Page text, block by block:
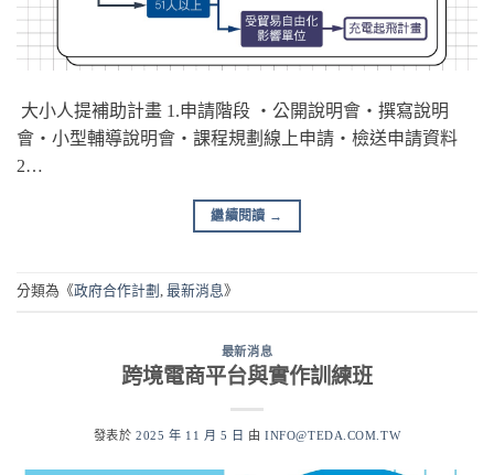
大小人提補助計畫 1.申請階段 ‧公開說明會‧撰寫說明
會‧小型輔導說明會‧課程規劃線上申請‧檢送申請資料
2…
繼續閱讀 →
分類為《政府合作計劃 , 最新消息》
最新消息
跨境電商平台與實作訓練班
發表於2025 年 11 月 5 日 由INFO@TEDA.COM.TW